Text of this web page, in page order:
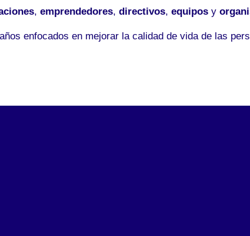
, emprendedores, directivos, equiposy
enfocados en mejorar la calidad de vida de las